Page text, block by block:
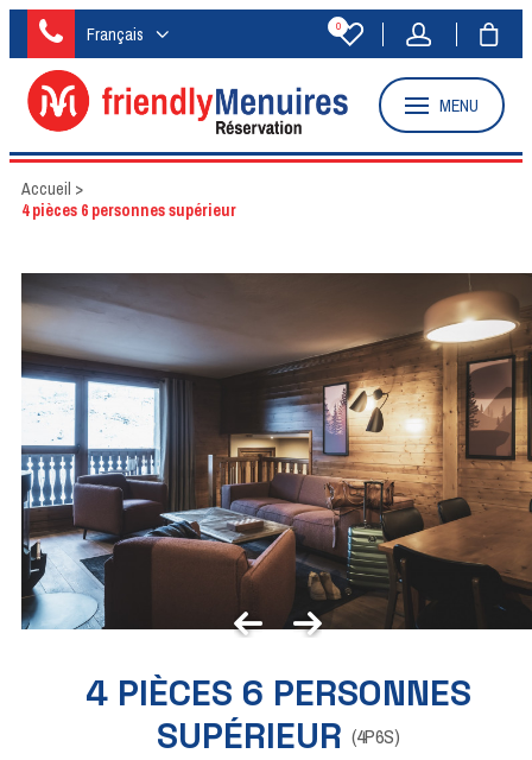
Français 0
MENU
Accueil >
4 pièces 6 personnes supérieur
4 PIÈCES 6 PERSONNES
SUPÉRIEUR (4P6S)